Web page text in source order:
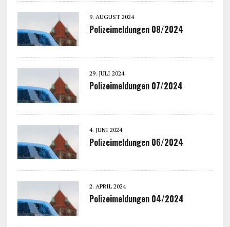
9. AUGUST 2024
Polizeimeldungen 08/2024
29. JULI 2024
Polizeimeldungen 07/2024
4. JUNI 2024
Polizeimeldungen 06/2024
2. APRIL 2024
Polizeimeldungen 04/2024